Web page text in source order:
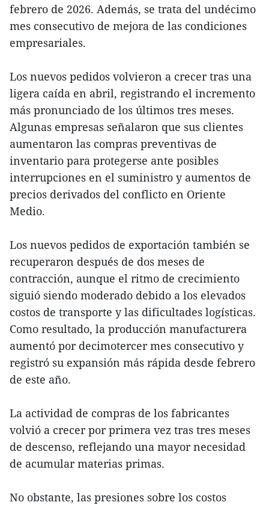
febrero de 2026. Además, se trata del undécimo
mes consecutivo de mejora de las condiciones
empresariales.
Los nuevos pedidos volvieron a crecer tras una
ligera caída en abril, registrando el incremento
más pronunciado de los últimos tres meses.
Algunas empresas señalaron que sus clientes
aumentaron las compras preventivas de
inventario para protegerse ante posibles
interrupciones en el suministro y aumentos de
precios derivados del conflicto en Oriente
Medio.
Los nuevos pedidos de exportación también se
recuperaron después de dos meses de
contracción, aunque el ritmo de crecimiento
siguió siendo moderado debido a los elevados
costos de transporte y las dificultades logísticas.
Como resultado, la producción manufacturera
aumentó por decimotercer mes consecutivo y
registró su expansión más rápida desde febrero
de este año.
La actividad de compras de los fabricantes
volvió a crecer por primera vez tras tres meses
de descenso, reflejando una mayor necesidad
de acumular materias primas.
No obstante, las presiones sobre los costos